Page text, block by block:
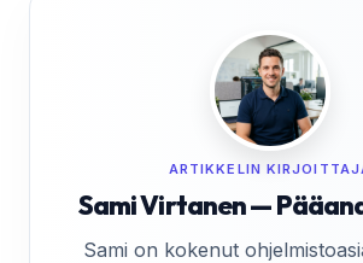
ARTIKKELIN
Sami Virtanen —
Sami on kokenut